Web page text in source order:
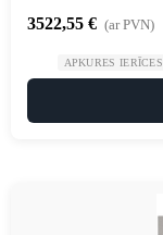
3522,55 € (ar PVN)
APKURES IERĪCES